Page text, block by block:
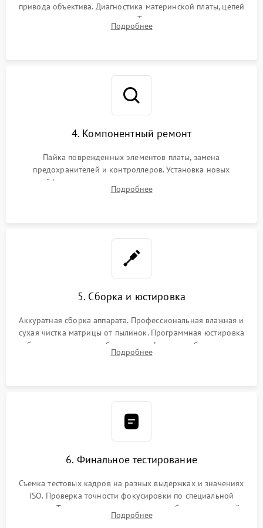
привода объектива. Диагностика материнской платы, цепей
питания и картоприемника. Тестирование механизма
затвора и блока внутрикамерной стабилизации.
Подробнее
4. Компонентный ремонт
Пайка поврежденных элементов платы, замена
предохранителей и контроллеров. Установка новых
шлейфов, дисплея, механизма затвора или двигателя
автофокуса. Восстановление геометрии тубуса объектива
Подробнее
5. Сборка и юстировка
Аккуратная сборка аппарата. Профессиональная влажная и
сухая чистка матрицы от пылинок. Программная юстировка
рабочего отрезка, калибровка автофокуса, стабилизатора и
экспозамера с помощью сервисного ПО.
Подробнее
6. Финальное тестирование
Съемка тестовых кадров на разных выдержках и значениях
ISO. Проверка точности фокусировки по специальной
мишени. Тест записи на карту памяти, работы встроенной
вспышки, микрофона и всех кнопок управления.
Подробнее